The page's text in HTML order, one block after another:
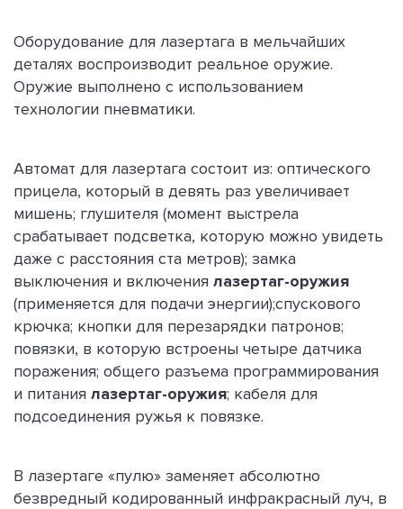
Оборудование для лазертага в мельчайших
деталях воспроизводит реальное оружие.
Оружие выполнено с использованием
технологии пневматики.
Автомат для лазертага состоит из: оптического
прицела, который в девять раз увеличивает
мишень; глушителя (момент выстрела
срабатывает подсветка, которую можно увидеть
даже с расстояния ста метров); замка
выключения и включения лазертаг-оружия
(применяется для подачи энергии);спускового
крючка; кнопки для перезарядки патронов;
повязки, в которую встроены четыре датчика
поражения; общего разъема программирования
и питания лазертаг-оружия; кабеля для
подсоединения ружья к повязке.
В лазертаге «пулю» заменяет абсолютно
безвредный кодированный инфракрасный луч, в